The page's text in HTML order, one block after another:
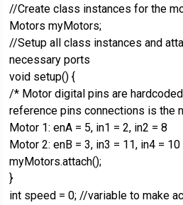
//Create class instances for the
Motors myMotors;
//Setup all class instances and
necessary ports
void setup() {
/* Motor digital pins are
reference pins connections is the
Motor 1: enA = 5, in1 = 2, in2 = 8
Motor 2: enB = 3, in3 = 11, in4 =
myMotors.attach();
}
int speed = 0; //variable to make